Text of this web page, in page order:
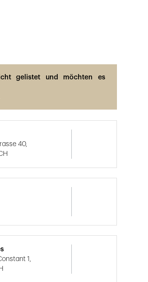
gelistet und möchten es
40,
1,